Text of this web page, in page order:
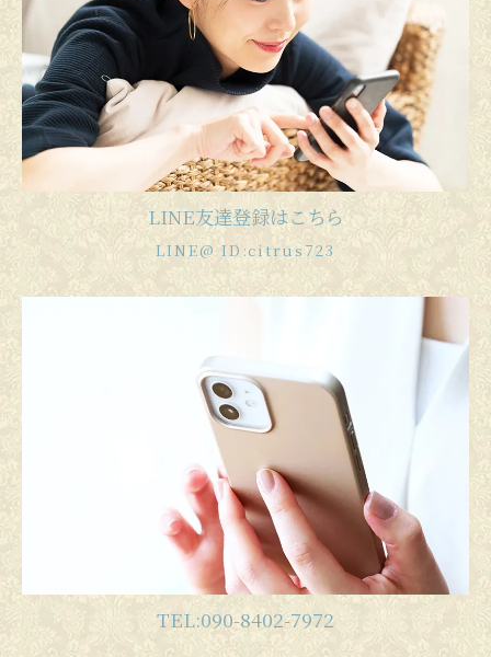
LINE友達登録はこちら
LINE@ ID:citrus723
TEL:090-8402-7972